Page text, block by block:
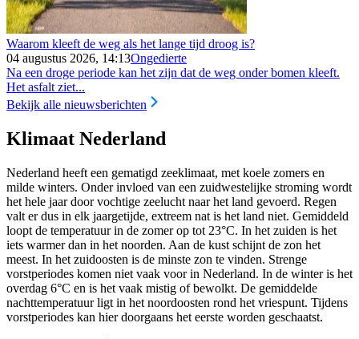
Waarom kleeft de weg als het lange tijd droog is?
04 augustus 2026, 14:13Ongedierte
Na een droge periode kan het zijn dat de weg onder bomen kleeft.
Het asfalt ziet...
Bekijk alle nieuwsberichten
Klimaat Nederland
Nederland heeft een gematigd zeeklimaat, met koele zomers en
milde winters. Onder invloed van een zuidwestelijke stroming wordt
het hele jaar door vochtige zeelucht naar het land gevoerd. Regen
valt er dus in elk jaargetijde, extreem nat is het land niet. Gemiddeld
loopt de temperatuur in de zomer op tot 23°C. In het zuiden is het
iets warmer dan in het noorden. Aan de kust schijnt de zon het
meest. In het zuidoosten is de minste zon te vinden. Strenge
vorstperiodes komen niet vaak voor in Nederland. In de winter is het
overdag 6°C en is het vaak mistig of bewolkt. De gemiddelde
nachttemperatuur ligt in het noordoosten rond het vriespunt. Tijdens
vorstperiodes kan hier doorgaans het eerste worden geschaatst.